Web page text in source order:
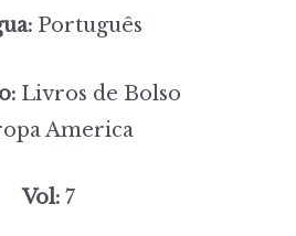
Português
Livros de Bolso
America
Vol: 7